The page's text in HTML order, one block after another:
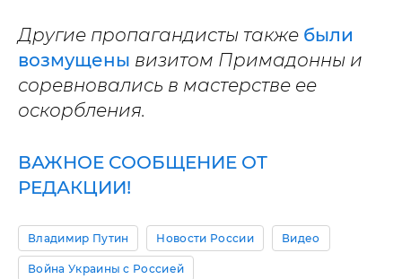
Другие пропагандисты также были
возмущены визитом Примадонны и
соревновались в мастерстве ее
оскорбления.
ВАЖНОЕ СООБЩЕНИЕ ОТ
РЕДАКЦИИ!
Владимир Путин Новости России Видео
Война Украины с Россией